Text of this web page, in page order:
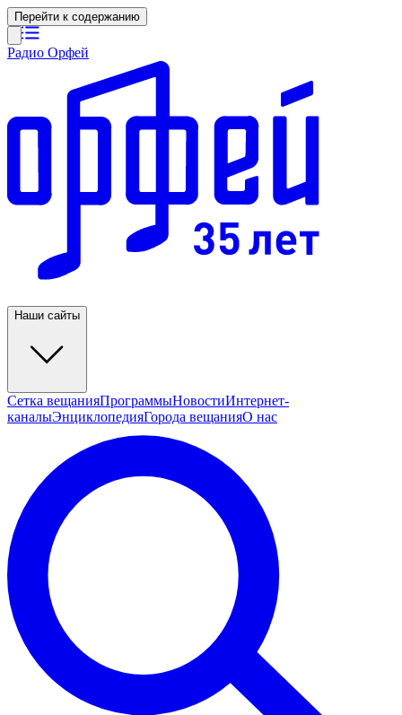
Перейти к содержанию
Радио Орфей
Наши сайты
Сетка вещанияПрограммыНовостиИнтернет-
каналыЭнциклопедияГорода вещанияО нас